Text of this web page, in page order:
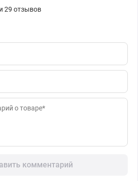
29 отзывов
комментарий